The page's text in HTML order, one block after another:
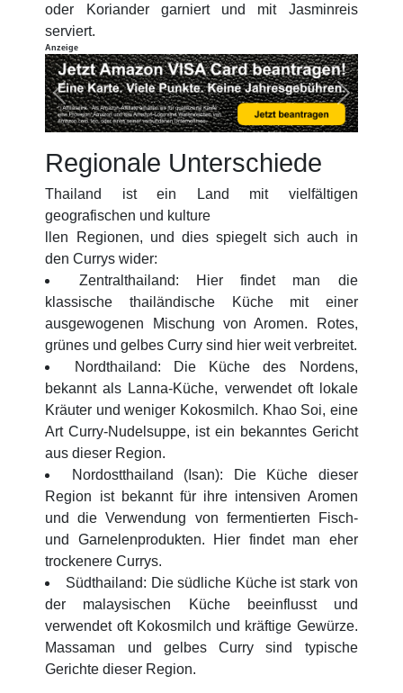
oder Koriander garniert und mit Jasminreis
serviert.
Anzeige
Previous Next
Regionale Unterschiede
Thailand ist ein Land mit vielfältigen
geografischen und kulture
llen Regionen, und dies spiegelt sich auch in
den Currys wider:
Zentralthailand: Hier findet man die
klassische thailändische Küche mit einer
ausgewogenen Mischung von Aromen. Rotes,
grünes und gelbes Curry sind hier weit verbreitet.
Nordthailand: Die Küche des Nordens,
bekannt als Lanna-Küche, verwendet oft lokale
Kräuter und weniger Kokosmilch. Khao Soi, eine
Art Curry-Nudelsuppe, ist ein bekanntes Gericht
aus dieser Region.
Nordostthailand (Isan): Die Küche dieser
Region ist bekannt für ihre intensiven Aromen
und die Verwendung von fermentierten Fisch-
und Garnelenprodukten. Hier findet man eher
trockenere Currys.
Südthailand: Die südliche Küche ist stark von
der malaysischen Küche beeinflusst und
verwendet oft Kokosmilch und kräftige Gewürze.
Massaman und gelbes Curry sind typische
Gerichte dieser Region.